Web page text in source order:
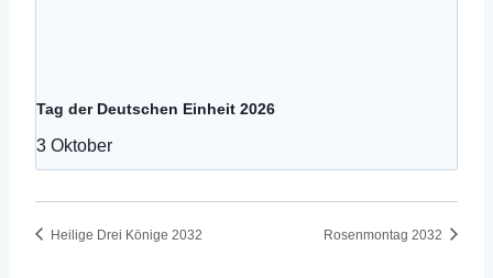
Tag der Deutschen Einheit 2026
3 Oktober
Heilige Drei Könige 2032 Rosenmontag 2032